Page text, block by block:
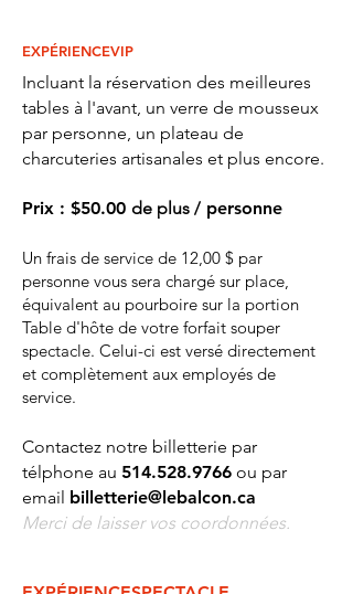
EXPÉRIENCEVIP
Incluant la réservation des meilleures
tables à l'avant, un verre de mousseux
par personne, un plateau de
charcuteries artisanales et plus encore.
Prix : $50.00 de plus / personne
Un frais de service de 12,00 $ par
personne vous sera chargé sur place,
équivalent au pourboire sur la portion
Table d'hôte de votre forfait souper
spectacle. Celui-ci est versé directement
et complètement aux employés de
service.
Contactez notre billetterie par
télphone au 514.528.9766 ou par
email billetterie@lebalcon.ca
Merci de laisser vos coordonnées.